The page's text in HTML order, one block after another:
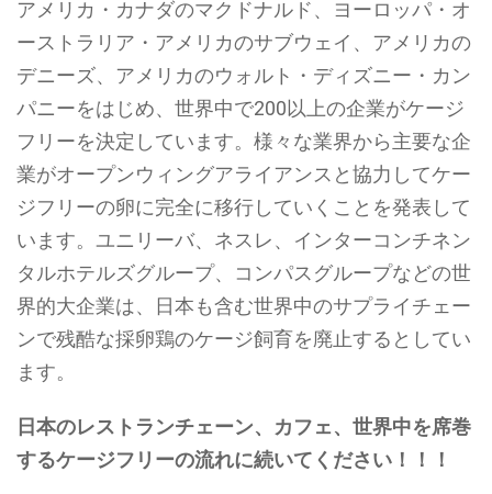
アメリカ・カナダのマクドナルド、ヨーロッパ・オ
ーストラリア・アメリカのサブウェイ、アメリカの
デニーズ、アメリカのウォルト・ディズニー・カン
パニーをはじめ、世界中で200以上の企業がケージ
フリーを決定しています。様々な業界から主要な企
業がオープンウィングアライアンスと協力してケー
ジフリーの卵に完全に移行していくことを発表して
います。ユニリーバ、ネスレ、インターコンチネン
タルホテルズグループ、コンパスグループなどの世
界的大企業は、日本も含む世界中のサプライチェー
ンで残酷な採卵鶏のケージ飼育を廃止するとしてい
ます。
日本のレストランチェーン、カフェ、世界中を席巻
するケージフリーの流れに続いてください！！！